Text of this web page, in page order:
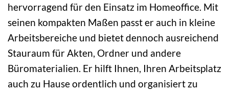
hervorragend für den Einsatz im Homeoffice. Mit
seinen kompakten Maßen passt er auch in kleine
Arbeitsbereiche und bietet dennoch ausreichend
Stauraum für Akten, Ordner und andere
Büromaterialien. Er hilft Ihnen, Ihren Arbeitsplatz
auch zu Hause ordentlich und organisiert zu